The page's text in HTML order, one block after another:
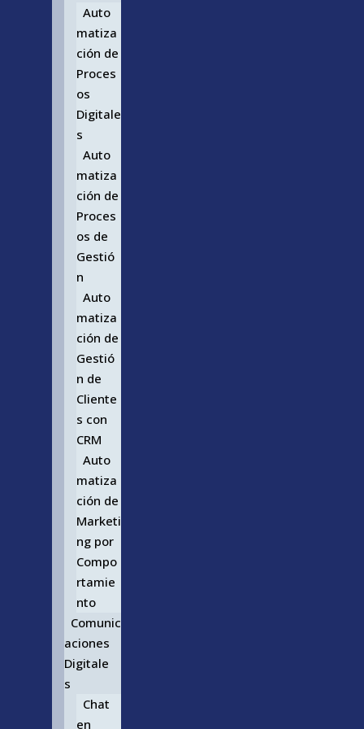
Auto
matiza
ción de
Proces
os
Digitale
s
Auto
matiza
ción de
Proces
os de
Gestió
n
Auto
matiza
ción de
Gestió
n de
Cliente
s con
CRM
Auto
matiza
ción de
Marketi
ng por
Compo
rtamie
nto
Comunic
aciones
Digitale
s
Chat
en